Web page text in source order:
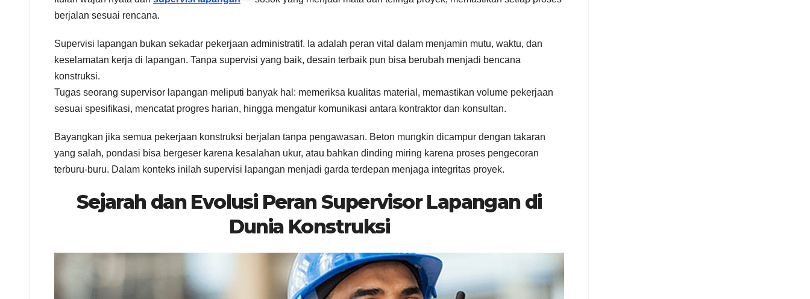
berjalan sesuai rencana.
Supervisi lapangan bukan sekadar pekerjaan administratif. Ia adalah peran vital dalam menjamin mutu, waktu, dan
keselamatan kerja di lapangan. Tanpa supervisi yang baik, desain terbaik pun bisa berubah menjadi bencana
konstruksi.
Tugas seorang supervisor lapangan meliputi banyak hal: memeriksa kualitas material, memastikan volume pekerjaan
sesuai spesifikasi, mencatat progres harian, hingga mengatur komunikasi antara kontraktor dan konsultan.
Bayangkan jika semua pekerjaan konstruksi berjalan tanpa pengawasan. Beton mungkin dicampur dengan takaran
yang salah, pondasi bisa bergeser karena kesalahan ukur, atau bahkan dinding miring karena proses pengecoran
terburu-buru. Dalam konteks inilah supervisi lapangan menjadi garda terdepan menjaga integritas proyek.
Sejarah dan Evolusi Peran Supervisor Lapangan di
Dunia Konstruksi